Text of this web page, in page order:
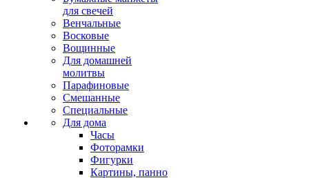
для свечей
Венчальные
Восковые
Вощинные
Для домашней
молитвы
Парафиновые
Смешанные
Специальные
Для дома
Часы
Фоторамки
Фигурки
Картины, панно